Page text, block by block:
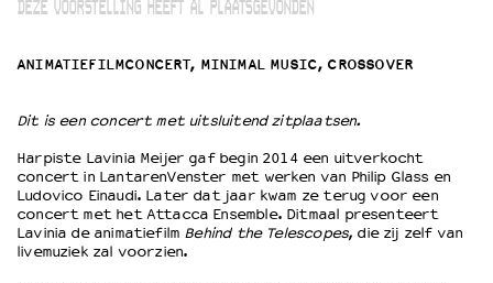
Openingstijden & contact
Kaartverkoop
EDUCATIE
Schoolvoorstellingen
DEZE VOORSTELLING HEEFT AL PLAATSGEVONDEN
ANIMATIEFILMCONCERT, MINIMAL MUSIC, CROSSOVER
Dit is een concert met uitsluitend zitplaatsen.
Harpiste Lavinia Meijer gaf begin 2014 een uitverkocht
concert in LantarenVenster met werken van Philip Glass en
Ludovico Einaudi. Later dat jaar kwam ze terug voor een
concert met het Attacca Ensemble. Ditmaal presenteert
Lavinia de animatiefilm Behind the Telescopes, die zij zelf van
livemuziek zal voorzien.